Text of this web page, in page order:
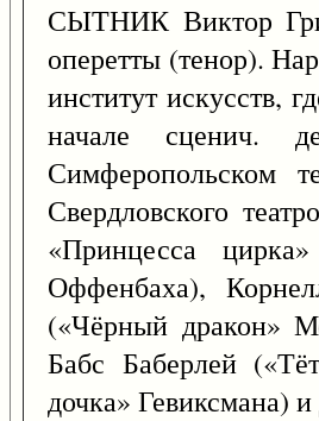
СЫТНИК Виктор
оперетты (тенор).
институт искусств,
начале сценич.
Симферопольском
Свердловского
«Принцесса
Оффенбаха),
(«Чёрный дракон»
Бабс Баберлей
дочка» Гевиксмана) и